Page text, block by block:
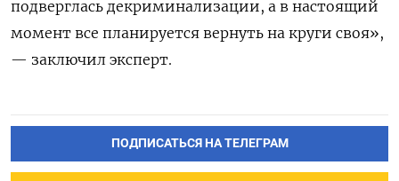
подверглась декриминализации, а в настоящий
момент все планируется вернуть на круги своя»,
— заключил эксперт.
ПОДПИСАТЬСЯ НА ТЕЛЕГРАМ